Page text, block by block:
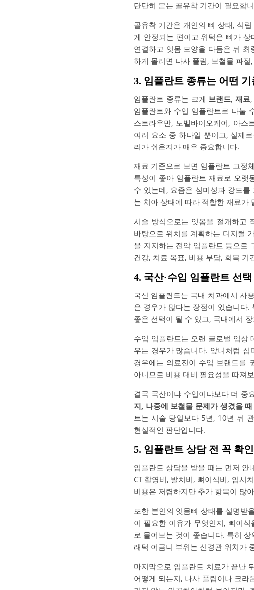
단단히 붙는 골유착 기간이 필요합
골유착 기간은 개인의 뼈 상태, 식
게 안정되는 편이고 위턱은 뼈가
연결하고 잇몸 모양을 다듬은 뒤
하게 몰리면 나사 풀림, 보철물 파
3. 임플란트 종류는 어떤
임플란트 종류는 크게 브랜드,재료,
임플란트와 수입 임플란트로 나눌
스트라우만, 노벨바이오케어, 아스
여러 요소 중 하나일 뿐이고, 실제
리가 쉬운지가 매우 중요합니다.
재료 기준으로 보면 임플란트 고정
특성이 좋아 임플란트 재료로 오랫
수 있는데, 요즘은 심미성과 강도
는 치아 상태에 따라 적합한 재료가
시술 방식으로는 잇몸을 절개하고
바탕으로 위치를 계획하는 디지털
을 지지하는 전악 임플란트 등으로
건강, 치료 목표, 비용 부담, 회복 기
4. 국산·수입 임플란트 선
국산 임플란트는 국내 치과에서 사
은 경우가 많다는 장점이 있습니다.
좋은 선택이 될 수 있고, 국내에서
수입 임플란트는 오랜 글로벌 임상
우는 경우가 많습니다. 앞니처럼
경우에는 의료진이 수입 브랜드를
아니므로 비용 대비 필요성을 따져
결국 국산이냐 수입이냐보다 더 중
지, 나중에 보철물 문제가 생겼을
트는 시술 당일보다 5년, 10년 뒤
현실적인 판단입니다.
5. 임플란트 상담 전 꼭 확
임플란트 상담을 받을 때는 먼저 안
CT 촬영비, 발치비, 뼈이식비, 임시
비용은 저렴하지만 추가 항목이 많
또한 본인의 잇몸뼈 상태를 설명받
이 필요한 이유가 무엇인지, 뼈이
로 물어보는 것이 좋습니다. 특히
래턱 어금니 부위는 신경관 위치가
마지막으로 임플란트 치료가 끝난
어떻게 되는지, 나사 풀림이나 크라